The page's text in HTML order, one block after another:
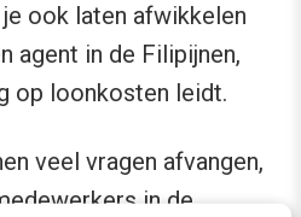
ook laten afwikkelen
agent in de Filipijnen,
op loonkosten leidt.
veel vragen afvangen,
in de